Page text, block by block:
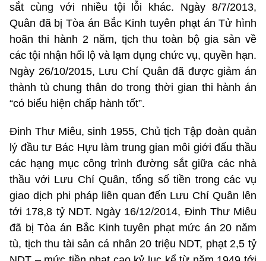
sắt cùng với nhiều tội lỗi khác. Ngày 8/7/2013,
Quân đã bị Tòa án Bắc Kinh tuyên phạt án Tử hình
hoãn thi hành 2 năm, tịch thu toàn bộ gia sản về
các tội nhận hối lộ và lạm dụng chức vụ, quyền hạn.
Ngày 26/10/2015, Lưu Chí Quân đã được giảm án
thành tù chung thân do trong thời gian thi hành án
“có biểu hiện chấp hành tốt”.
Đinh Thư Miêu, sinh 1955, Chủ tịch Tập đoàn quản
lý đầu tư Bác Hựu làm trung gian môi giới đấu thầu
các hạng mục công trình đường sắt giữa các nhà
thầu với Lưu Chí Quân, tổng số tiền trong các vụ
giao dịch phi pháp liên quan đến Lưu Chí Quân lên
tới 178,8 tỷ NDT. Ngày 16/12/2014, Đinh Thư Miêu
đã bị Tòa án Bắc Kinh tuyên phạt mức án 20 năm
tù, tịch thu tài sản cá nhân 20 triệu NDT, phạt 2,5 tỷ